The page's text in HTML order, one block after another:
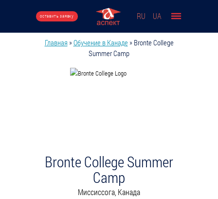
оставить заявку RU UA
Вы здесь
Главная »Обучение в Канаде » Bronte College
Summer Camp
Bronte College Summer
Camp
Миссиссога, Канада